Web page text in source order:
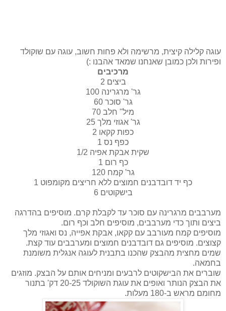
עוגה קלילה קיצית, מרשימה ולא פחות חשוב, עוגה עם שוקולד
ופירות ולכן כמובן שאנחנו שמאד אהבנו :)
מרכיבים
2 ביצים
100 גר' מרגרינה
60 גר' סוכר
70 מיל'' חלב
25 גר' אגוזי מלך
2 כפות קקאו
1 כפף נס
1/2 שקית אבקת אפיה
1 כף רום
120 גר' קמח
1 כף יד דובדבנים חמוצים ללא חריצים מקומפוט
6 בישקוטים
מערבבים מרגרינה עם סוכר עד לקבלת קרם. מוסיפים בהדרגה
ביצים ותוך כדי מערבבים, מוסיפים חלב וכף רום.
מוסיפים קמח מעורבב עם קקאו, אבקת אפייה, נס ואגוזי מלך
קצוצים. מוסיפים גם דובדבנים חמוצים ומערבבים עוד קצת.
שמים מחצית מהבצק שהכנו בתבנית לעוגה אנגלית משומנת
בחמאה.
שוברים את הבישקוטים לרבעים ומניחים אותם על הבצק. מוזגים
את הבצק הנותר ואופים את עוגת השוקולד 20-25 דק' בתנור
מחומם מראש ב-180 מעלות.